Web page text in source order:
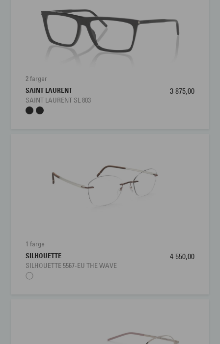
2 farger
SAINT LAURENT
SAINT LAURENT SL 803
3 875,00
1 farge
SILHOUETTE
SILHOUETTE 5567-EU THE WAVE
4 550,00